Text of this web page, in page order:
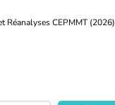
Réanalyses CEPMMT (2026)